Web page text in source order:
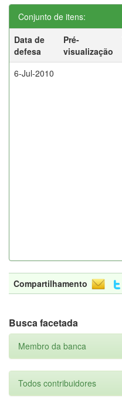
Conjunto de itens:
Data de
defesa
Pré-
visualização
6-Jul-2010
Compartilhamento
Busca facetada
Membro da banca
Todos contribuidores